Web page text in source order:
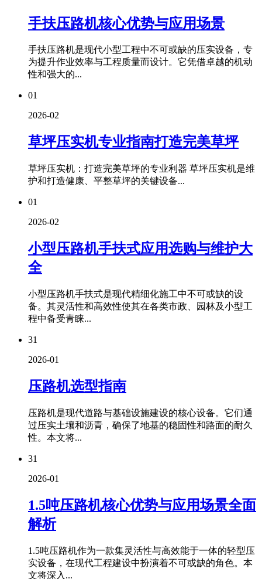
手扶压路机核心优势与应用场景
手扶压路机是现代小型工程中不可或缺的压实设备，专
为提升作业效率与工程质量而设计。它凭借卓越的机动
性和强大的...
01
2026-02
草坪压实机专业指南打造完美草坪
草坪压实机：打造完美草坪的专业利器 草坪压实机是维
护和打造健康、平整草坪的关键设备...
01
2026-02
小型压路机手扶式应用选购与维护大
全
小型压路机手扶式是现代精细化施工中不可或缺的设
备。其灵活性和高效性使其在各类市政、园林及小型工
程中备受青睐...
31
2026-01
压路机选型指南
压路机是现代道路与基础设施建设的核心设备。它们通
过压实土壤和沥青，确保了地基的稳固性和路面的耐久
性。本文将...
31
2026-01
1.5吨压路机核心优势与应用场景全面
解析
1.5吨压路机作为一款集灵活性与高效能于一体的轻型压
实设备，在现代工程建设中扮演着不可或缺的角色。本
文将深入...